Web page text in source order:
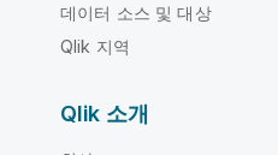
데이터 소스 및 대상
Qlik 지역
Qlik 소개